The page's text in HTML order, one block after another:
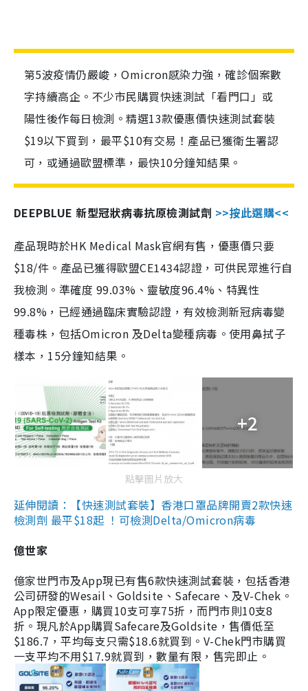
第5波疫情仍嚴峻，Omicron感染力強，確診個案數
字持續高企。不少市民購買快速測試「看門口」或
陽性後作每日檢測。精選13款優惠價快速測試套裝
$19以下買到，最平$10有交易！產品已獲衛生署認
可，或通過歐盟標準，最快10分鐘知結果。
DEEPBLUE 新型冠狀病毒抗原檢測試劑 >>按此選購<<
產品現時於HK Medical Mask官網有售，優惠價只要
$18/件。產品已獲得歐盟CE1434認證，可供民眾進行自
我檢測。準確度 99.03%、靈敏度96.4%、特異性
99.8%，已經通過臨床實驗認證，有效檢測新冠病毒變
種毒株，包括Omicron 及Delta變種病毒。使用鼻拭子
樣本，15分鐘知結果。
+2
點擊圖片放大
延伸閱讀：【快速測試套裝】香港口罩品牌開賣2款快速
檢測劑 最平$18起 ！可檢測Delta/Omicron病毒
億世家
億家世門市及App現已有售6款快速測試套裝，包括香港
公司研發的Wesail、Goldsite、Safecare、及V-Chek。
App限定優惠，購買10支可享75折，而門市則10支8
折。現凡於App購買Safecare及Goldsite，售價低至
$186.7，平均每支只需$18.6就買到。V-Chek門市購買
一支平均不用$17.9就買到，數量有限，售完即止。